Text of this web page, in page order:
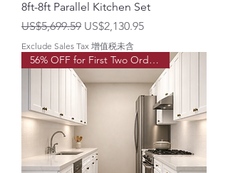
8ft-8ft Parallel Kitchen Set
一般價格
US$5,699.59 促銷價格
US$2,130.95
Exclude Sales Tax 增值税未含
56% OFF for First Two Order!